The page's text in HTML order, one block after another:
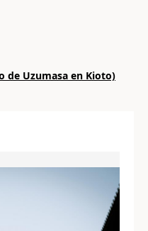
de Uzumasa en Kioto)